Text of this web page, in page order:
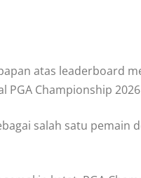
atas leaderboard
PGA Championship
salah satu pemain